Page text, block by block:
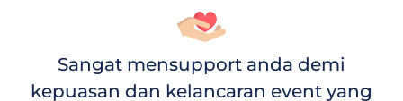
Sangat mensupport anda demi
kepuasan dan kelancaran event yang